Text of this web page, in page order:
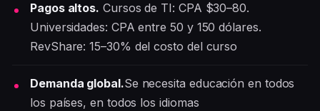
Pagos altos. Cursos de TI: CPA $30–80.
Universidades: CPA entre 50 y 150 dólares.
RevShare: 15–30% del costo del curso
Demanda global.Se necesita educación en todos
los países, en todos los idiomas